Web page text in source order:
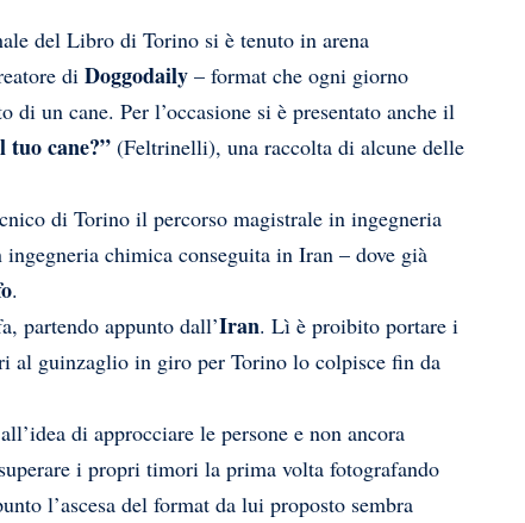
del Libro di Torino si è tenuto in arena
di Doggodaily – format che ogni giorno
un cane. Per l’occasione si è presentato anche il
tuo cane?” (Feltrinelli), una raccolta di alcune delle
di Torino il percorso magistrale in ingegneria
chimica conseguita in Iran – dove già
.
partendo appunto dall’Iran. Lì è proibito portare i
al guinzaglio in giro per Torino lo colpisce fin da
di approcciare le persone e non ancora
i propri timori la prima volta fotografando
l’ascesa del format da lui proposto sembra